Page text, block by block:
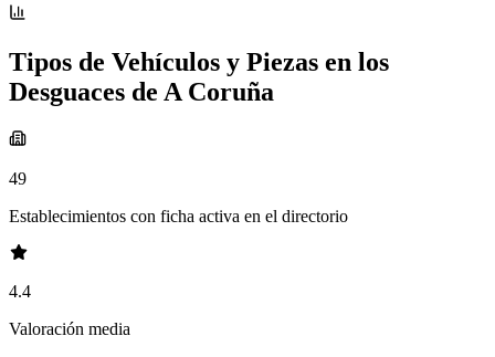
Tipos de Vehículos y Piezas en los
Desguaces de A Coruña
49
Establecimientos con ficha activa en el directorio
4.4
Valoración media